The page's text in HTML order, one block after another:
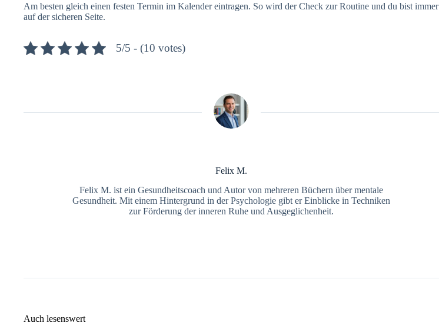
Am besten gleich einen festen Termin im Kalender eintragen. So wird der Check zur Routine und du bist immer
auf der sicheren Seite.
5/5 - (10 votes)
Felix M.
Felix M. ist ein Gesundheitscoach und Autor von mehreren Büchern über mentale
Gesundheit. Mit einem Hintergrund in der Psychologie gibt er Einblicke in Techniken
zur Förderung der inneren Ruhe und Ausgeglichenheit.
Auch lesenswert